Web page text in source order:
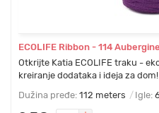
ECOLIFE Ribbon - 114 Aubergine
Otkrijte Katia ECOLIFE traku -
kreiranje dodataka i ideja za dom!
Dužina pređe: 112 meters Igle: